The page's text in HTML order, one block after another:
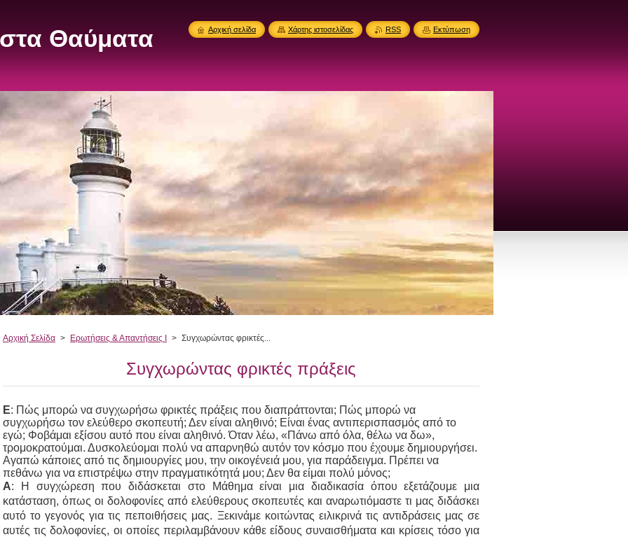
Θαύματα
Αρχική Σελίδα > Ερωτήσεις & Απαντήσεις Ι > Συγχωρώντας φρικτές...
Συγχωρώντας φρικτές πράξεις
Ε: Πώς μπορώ να συγχωρήσω φρικτές πράξεις που διαπράττονται; Πώς μπορώ να
συγχωρήσω τον ελεύθερο σκοπευτή; Δεν είναι αληθινό; Είναι ένας αντιπερισπασμός από το
εγώ; Φοβάμαι εξίσου αυτό που είναι αληθινό. Όταν λέω, «Πάνω από όλα, θέλω να δω»,
τρομοκρατούμαι. Δυσκολεύομαι πολύ να απαρνηθώ αυτόν τον κόσμο που έχουμε δημιουργήσει.
Αγαπώ κάποιες από τις δημιουργίες μου, την οικογένειά μου, για παράδειγμα. Πρέπει να
πεθάνω για να επιστρέψω στην πραγματικότητά μου; Δεν θα είμαι πολύ μόνος;
Α: Η συγχώρεση που διδάσκεται στο Μάθημα είναι μια διαδικασία όπου εξετάζουμε μια
κατάσταση, όπως οι δολοφονίες από ελεύθερους σκοπευτές και αναρωτιόμαστε τι μας διδάσκει
αυτό το γεγονός για τις πεποιθήσεις μας. Ξεκινάμε κοιτώντας ειλικρινά τις αντιδράσεις μας σε
αυτές τις δολοφονίες, οι οποίες περιλαμβάνουν κάθε είδους συναισθήματα και κρίσεις τόσο για
Αρχική σελίδα Χάρτης ιστοσελίδας RSS Εκτύπωση